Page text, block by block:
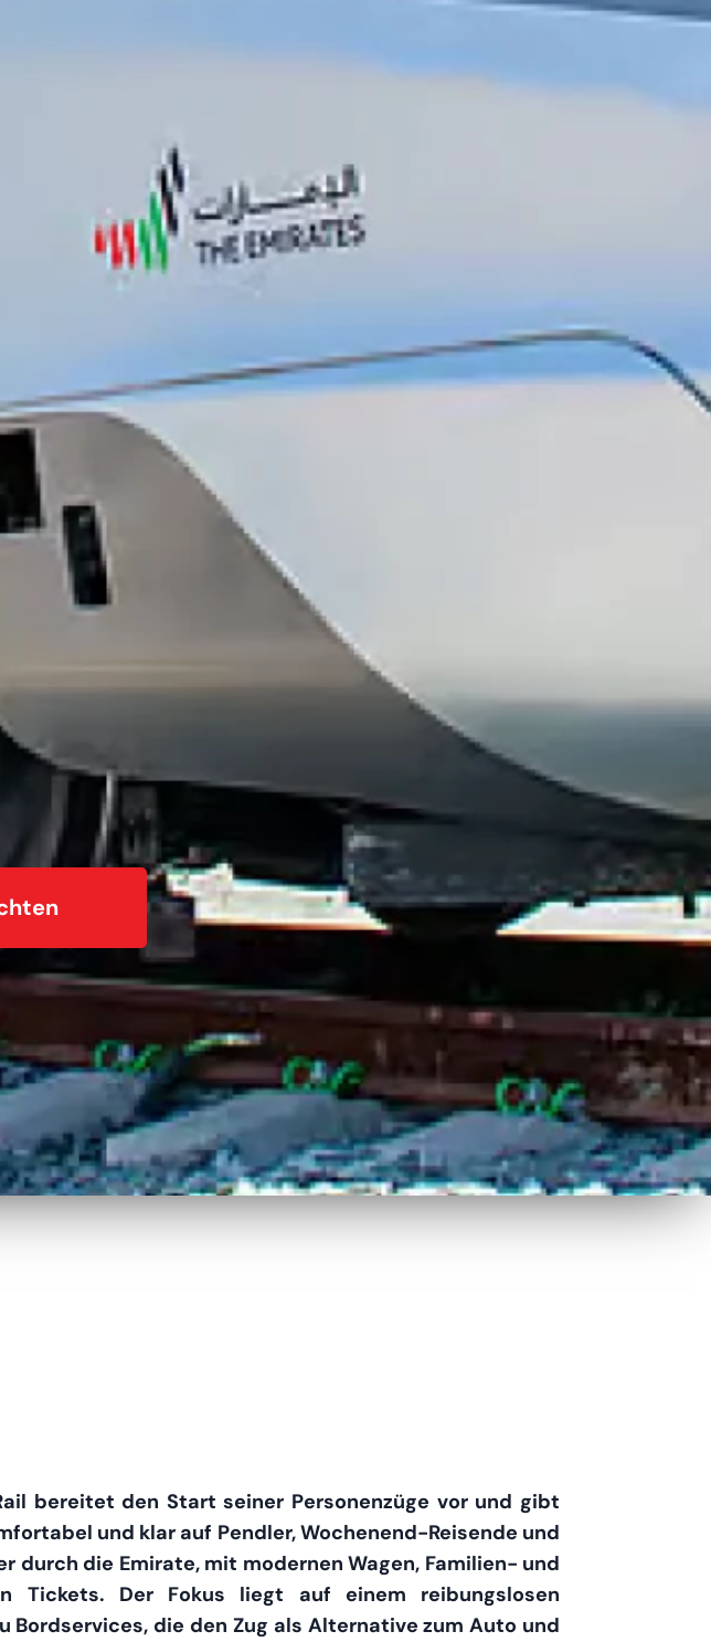
bereitet den Start seiner Personenzüge vor und gibt
und klar auf Pendler, Wochenend-Reisende und
die Emirate, mit modernen Wagen, Familien- und
Tickets. Der Fokus liegt auf einem reibungslosen
die den Zug als Alternative zum Auto und